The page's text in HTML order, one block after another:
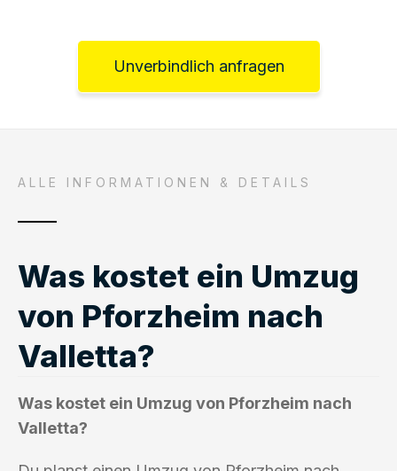
Unverbindlich anfragen
ALLE INFORMATIONEN & DETAILS
Was kostet ein Umzug
von Pforzheim nach
Valletta?
Was kostet ein Umzug von Pforzheim nach
Valletta?